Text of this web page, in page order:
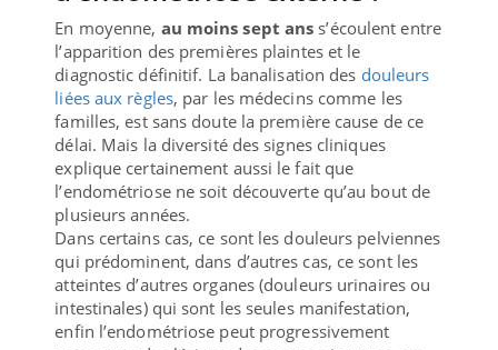
En moyenne, au moins sept ans s’écoulent entre
l’apparition des premières plaintes et le
diagnostic définitif. La banalisation des douleurs
liées aux règles, par les médecins comme les
familles, est sans doute la première cause de ce
délai. Mais la diversité des signes cliniques
explique certainement aussi le fait que
l’endométriose ne soit découverte qu’au bout de
plusieurs années.
Dans certains cas, ce sont les douleurs pelviennes
qui prédominent, dans d’autres cas, ce sont les
atteintes d’autres organes (douleurs urinaires ou
intestinales) qui sont les seules manifestation,
enfin l’endométriose peut progressivement